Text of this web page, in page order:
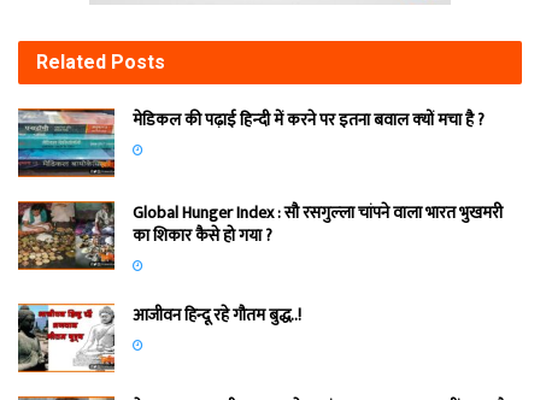
Related Posts
मेडिकल की पढ़ाई हिन्‍दी में करने पर इतना बवाल क्‍यों मचा है ?
Global Hunger Index : सौ रसगुल्‍ला चांपने वाला भारत भुखमरी
का शिकार कैसे हो गया ?
आजीवन हिन्दू रहे गौतम बुद्ध..!